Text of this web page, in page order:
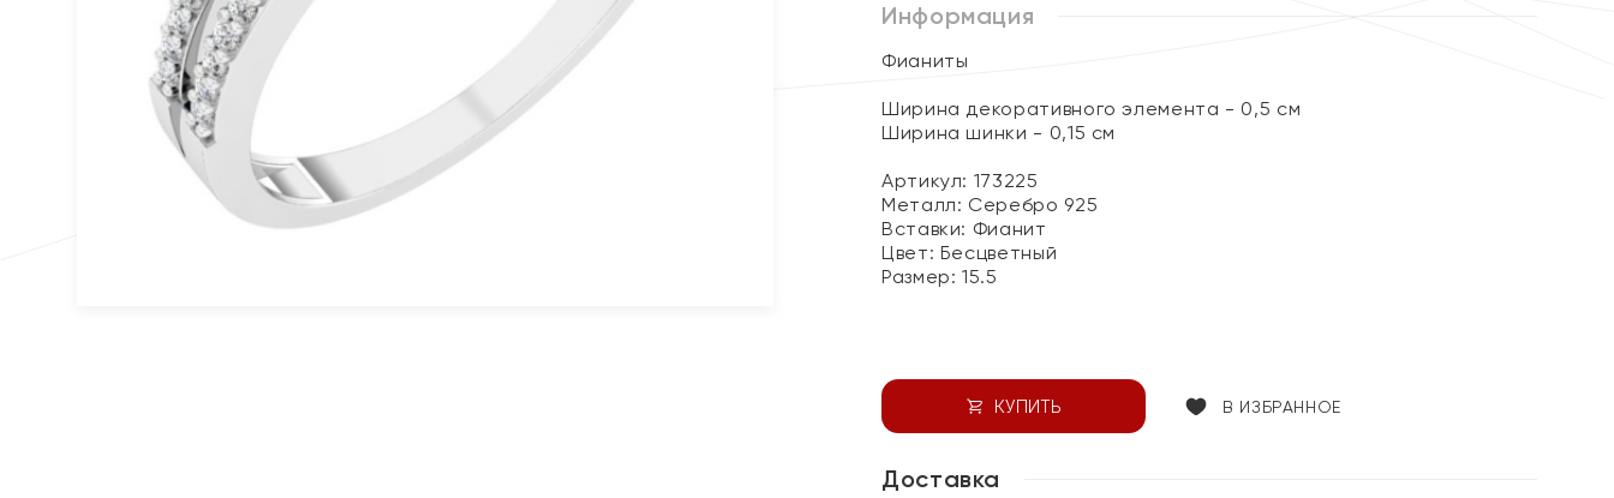
Информация
Фианиты
Ширина декоративного элемента - 0,5 см
Ширина шинки - 0,15 см
Артикул: 173225
Металл: Серебро 925
Вставки: Фианит
Цвет: Бесцветный
Размер:15.5
КУПИТЬ В ИЗБРАННОЕ
Доставка